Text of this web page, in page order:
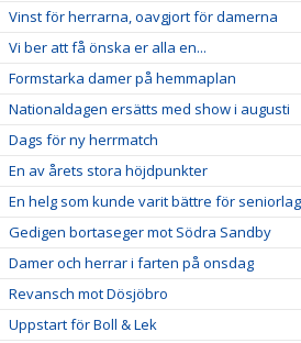
Vinst för herrarna, oavgjort för damerna
Vi ber att få önska er alla en...
Formstarka damer på hemmaplan
Nationaldagen ersätts med show i augusti
Dags för ny herrmatch
En av årets stora höjdpunkter
En helg som kunde varit bättre för
Gedigen bortaseger mot Södra Sandby
Damer och herrar i farten på onsdag
Revansch mot Dösjöbro
Uppstart för Boll & Lek